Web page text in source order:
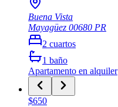
Buena Vista
Mayagüez 00680 PR
2 cuartos
1 baño
Apartamento en alquiler
$650